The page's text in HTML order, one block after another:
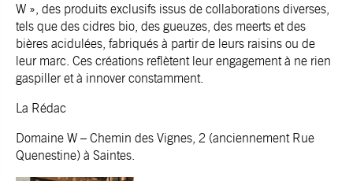
W », des produits exclusifs issus de collaborations diverses,
tels que des cidres bio, des gueuzes, des meerts et des
bières acidulées, fabriqués à partir de leurs raisins ou de
leur marc. Ces créations reflètent leur engagement à ne rien
gaspiller et à innover constamment.
La Rédac
Domaine W – Chemin des Vignes, 2 (anciennement Rue
Quenestine) à Saintes.